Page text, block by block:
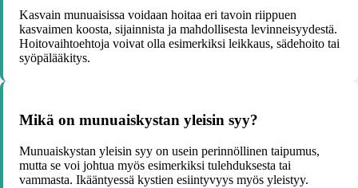
Kasvain munuaisissa voidaan hoitaa eri tavoin riippuen
kasvaimen koosta, sijainnista ja mahdollisesta levinneisyydestä.
Hoitovaihtoehtoja voivat olla esimerkiksi leikkaus, sädehoito tai
syöpälääkitys.
Mikä on munuaiskystan yleisin syy?
Munuaiskystan yleisin syy on usein perinnöllinen taipumus,
mutta se voi johtua myös esimerkiksi tulehduksesta tai
vammasta. Ikääntyessä kystien esiintyvyys myös yleistyy.